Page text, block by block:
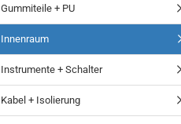
Gummiteile + PU
Innenraum
Instrumente + Schalter
Kabel + Isolierung